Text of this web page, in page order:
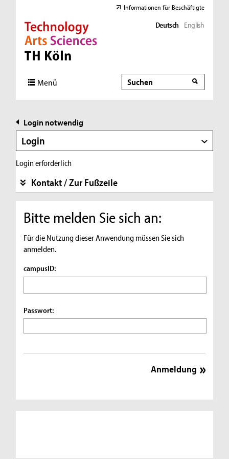
Direkt zur Hauptnavigation
Direkt zur Subnavigation
Direkt zum Inhalt
Direkt zum Fußbereich
Informationen für Beschäftigte
Deutsch English
Menü Suche
Suche
Login notwendig
Login
Login erforderlich
Kontakt / Zur Fußzeile
Bitte melden Sie sich an:
Für die Nutzung dieser Anwendung müssen Sie sich
anmelden.
campusID:
Passwort: